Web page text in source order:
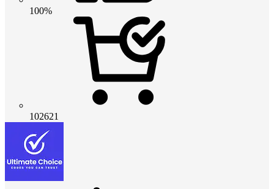
100%
102621